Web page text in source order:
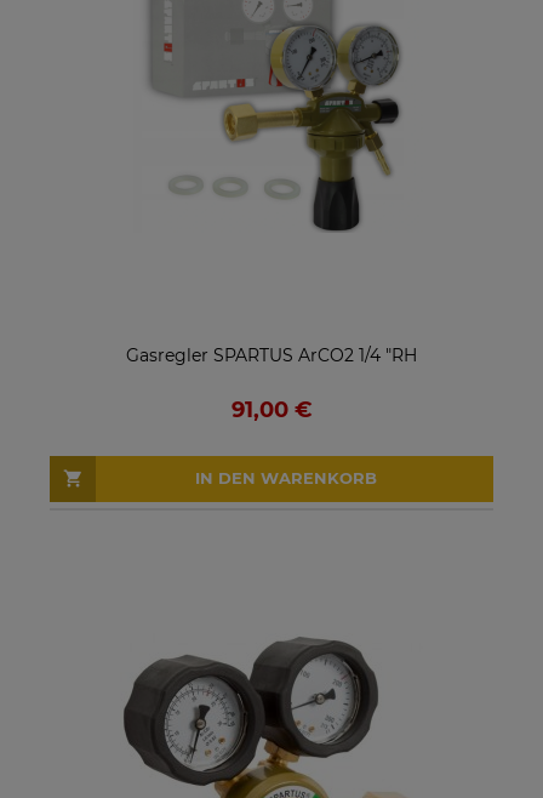
Gasregler SPARTUS ArCO2 1/4 "RH
91,00 €
IN DEN WARENKORB